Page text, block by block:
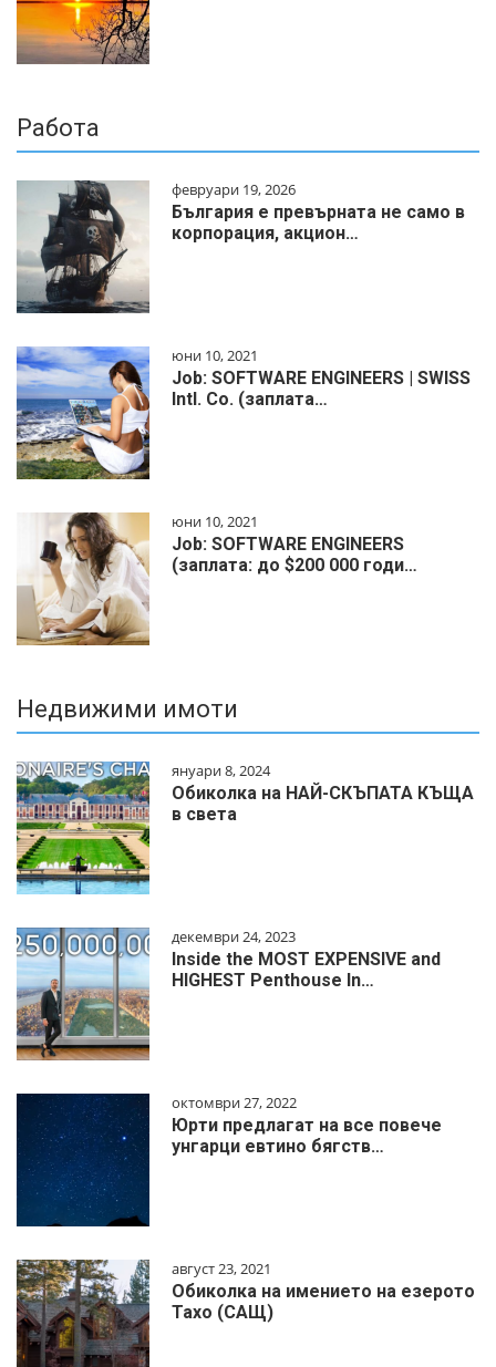
Работа
февруари 19, 2026
България е превърната не само в
корпорация, акцион…
юни 10, 2021
Job: SOFTWARE ENGINEERS | SWISS
Intl. Co. (заплата…
юни 10, 2021
Job: SOFTWARE ENGINEERS
(заплата: до $200 000 годи…
Недвижими имоти
януари 8, 2024
Обиколка на НАЙ-СКЪПАТА КЪЩА
в света
декември 24, 2023
Inside the MOST EXPENSIVE and
HIGHEST Penthouse In…
октомври 27, 2022
Юрти предлагат на все повече
унгарци евтино бягств…
август 23, 2021
Обиколка на имението на езерото
Тахо (САЩ)